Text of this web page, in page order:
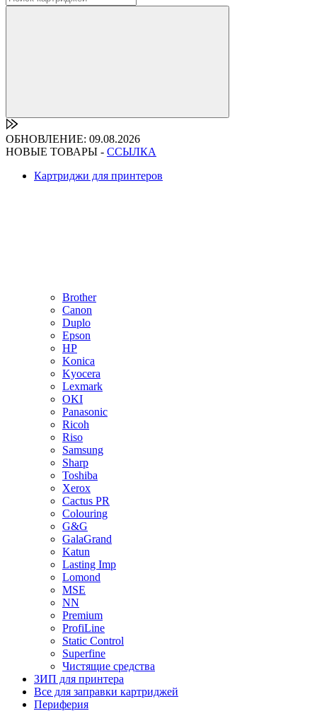
ОБНОВЛЕНИЕ: 09.08.2026
НОВЫЕ ТОВАРЫ - ССЫЛКА
Картриджи для принтеров
Brother
Canon
Duplo
Epson
HP
Konica
Kyocera
Lexmark
OKI
Panasonic
Ricoh
Riso
Samsung
Sharp
Toshiba
Xerox
Cactus PR
Colouring
G&G
GalaGrand
Katun
Lasting Imp
Lomond
MSE
NN
Premium
ProfiLine
Static Control
Superfine
Чистящие средства
ЗИП для принтера
Все для заправки картриджей
Периферия